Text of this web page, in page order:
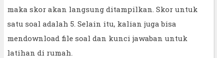
maka skor akan langsung ditampilkan. Skor untuk
satu soal adalah 5. Selain itu, kalian juga bisa
mendownload file soal dan kunci jawaban untuk
latihan di rumah.